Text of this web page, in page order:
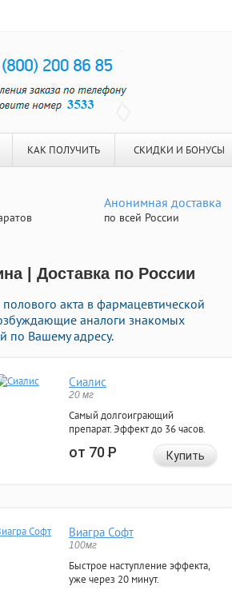
КАК ПОЛУЧИТЬ СКИДКИ И БОНУСЫ
Анонимная доставка
по всей России
| Доставка по России
акта в фармацевтической
аналоги знакомых
по Вашему адресу.
Сиалис
20 мг
Самый долгоиграющий
препарат. Эффект до 36 часов.
от 70Р Купить
Виагра Софт
100мг
Быстрое наступление эффекта,
уже через 20 минут.